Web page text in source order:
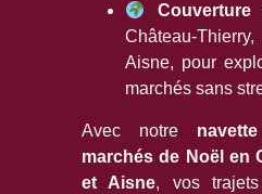
Couverture
Château-
Aisne, pour
marchés sans
Avec notre
marchés de Noël en
et Aisne, vos trajets